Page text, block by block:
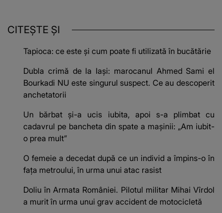
CITEȘTE ȘI
Tapioca: ce este și cum poate fi utilizată în bucătărie
Dubla crimă de la Iași: marocanul Ahmed Sami el
Bourkadi NU este singurul suspect. Ce au descoperit
anchetatorii
Un bărbat și-a ucis iubita, apoi s-a plimbat cu
cadavrul pe bancheta din spate a mașinii: „Am iubit-
o prea mult”
O femeie a decedat după ce un individ a împins-o în
fața metroului, în urma unui atac rasist
Doliu în Armata României. Pilotul militar Mihai Vîrdol
a murit în urma unui grav accident de motocicletă